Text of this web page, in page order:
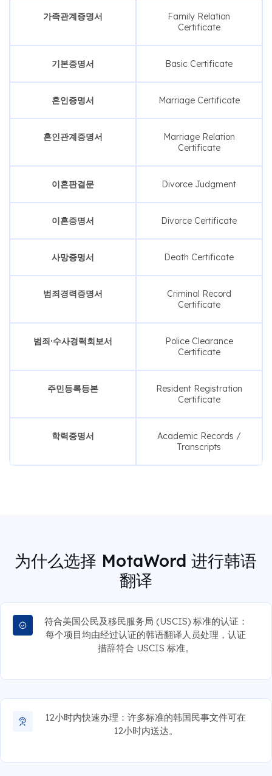
가족관계증명서
Family Relation
Certificate
기본증명서 Basic Certificate
혼인증명서 Marriage Certificate
혼인관계증명서
Marriage Relation
Certificate
이혼판결문 Divorce Judgment
이혼증명서 Divorce Certificate
사망증명서 Death Certificate
범죄경력증명서
Criminal Record
Certificate
범죄·수사경력회보서
Police Clearance
Certificate
주민등록등본
Resident Registration
Certificate
학력증명서
Academic Records /
Transcripts
为什么选择 MotaWord 进行韩语
翻译
符合美国公民及移民服务局 (USCIS) 标准的认证：
每个项目均由经过认证的韩语翻译人员处理，认证
措辞符合 USCIS 标准。
12小时内快速办理：许多标准的韩国民事文件可在
12小时内送达。